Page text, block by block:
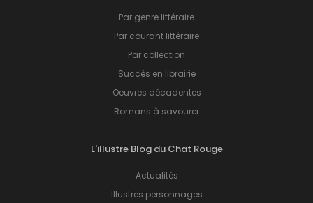
Par genre littéraire
Par courant littéraire
Par collection
Succès en librairie
Oeuvres décadentes
Romans à savourer
L'illustre Blog du Chat Rouge
Actualités
Illustres personnages